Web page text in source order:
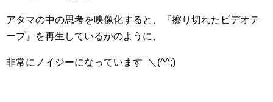
アタマの中の思考を映像化すると、『擦り切れたビデオテ
ープ』を再生しているかのように、
非常にノイジーになっています ＼(^^;)ゞ